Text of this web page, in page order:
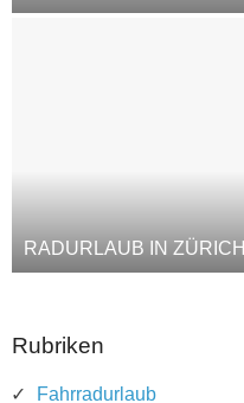
RADURLAUB IN ZÜRICH
Rubriken
Fahrradurlaub